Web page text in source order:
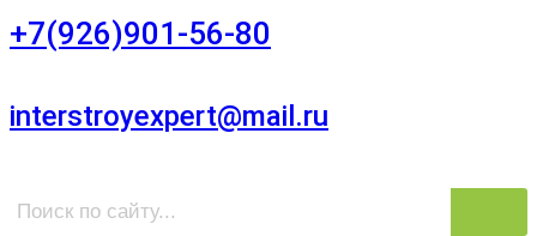
+7(926)901-56-80
interstroyexpert@mail.ru